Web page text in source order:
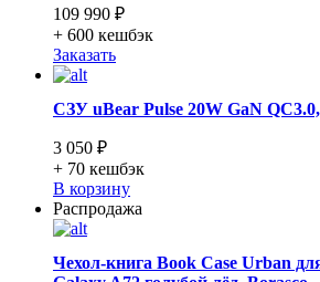
109 990 ₽
+ 600 кешбэк
Заказать
СЗУ uBear Pulse 20W GaN
3 050 ₽
+ 70 кешбэк
В корзину
Распродажа
Чехол-книга Book Case Urban